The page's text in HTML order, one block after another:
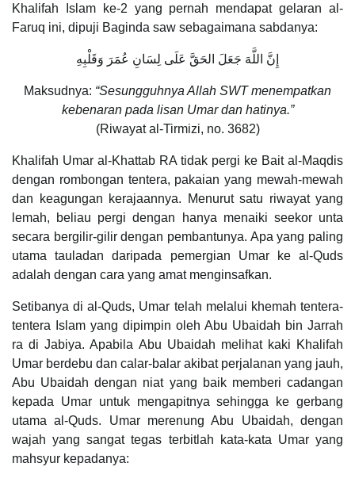
Khalifah Islam ke-2 yang pernah mendapat gelaran al-
Faruq ini, dipuji Baginda saw sebagaimana sabdanya:
إِنَّ اللَّهَ جَعَلَ الحَقَّ عَلَى لِسَانِ عُمَرَ وَقَلْبِهِ
Maksudnya: “Sesungguhnya Allah SWT menempatkan
kebenaran pada lisan Umar dan hatinya.”
(Riwayat al-Tirmizi, no. 3682)
Khalifah Umar al-Khattab RA tidak pergi ke Bait al-Maqdis
dengan rombongan tentera, pakaian yang mewah-mewah
dan keagungan kerajaannya. Menurut satu riwayat yang
lemah, beliau pergi dengan hanya menaiki seekor unta
secara bergilir-gilir dengan pembantunya. Apa yang paling
utama tauladan daripada pemergian Umar ke al-Quds
adalah dengan cara yang amat menginsafkan.
Setibanya di al-Quds, Umar telah melalui khemah tentera-
tentera Islam yang dipimpin oleh Abu Ubaidah bin Jarrah
ra di Jabiya. Apabila Abu Ubaidah melihat kaki Khalifah
Umar berdebu dan calar-balar akibat perjalanan yang jauh,
Abu Ubaidah dengan niat yang baik memberi cadangan
kepada Umar untuk mengapitnya sehingga ke gerbang
utama al-Quds. Umar merenung Abu Ubaidah, dengan
wajah yang sangat tegas terbitlah kata-kata Umar yang
mahsyur kepadanya: